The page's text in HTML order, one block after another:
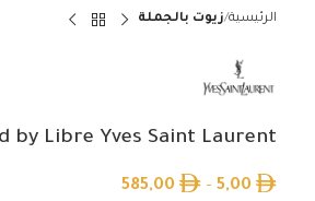
الرئيسية زيوت بالجملة
by Libre Yves Saint Laurent
5,00
–
585,00